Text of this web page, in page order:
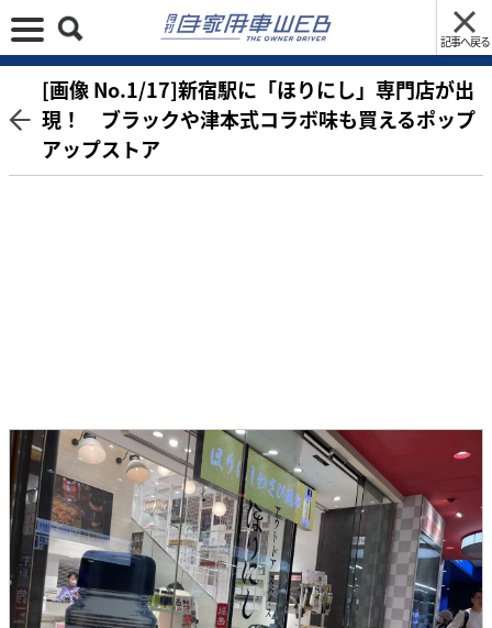
記事へ戻る
[画像 No.1/17]新宿駅に「ほりにし」専門店が出
現！ ブラックや津本式コラボ味も買えるポップ
アップストア